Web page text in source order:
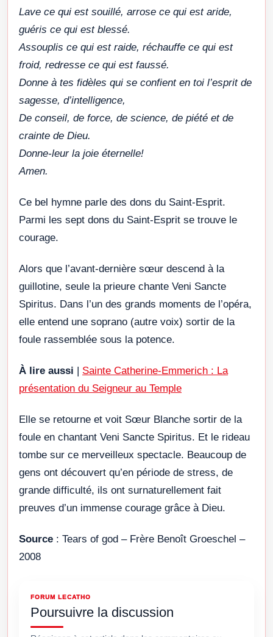
Lave ce qui est souillé, arrose ce qui est aride,
guéris ce qui est blessé.
Assouplis ce qui est raide, réchauffe ce qui est
froid, redresse ce qui est faussé.
Donne à tes fidèles qui se confient en toi l’esprit de
sagesse, d’intelligence,
De conseil, de force, de science, de piété et de
crainte de Dieu.
Donne-leur la joie éternelle!
Amen.
Ce bel hymne parle des dons du Saint-Esprit.
Parmi les sept dons du Saint-Esprit se trouve le
courage.
Alors que l’avant-dernière sœur descend à la
guillotine, seule la prieure chante Veni Sancte
Spiritus. Dans l’un des grands moments de l’opéra,
elle entend une soprano (autre voix) sortir de la
foule rassemblée sous la potence.
À lire aussi | Sainte Catherine-Emmerich : La
présentation du Seigneur au Temple
Elle se retourne et voit Sœur Blanche sortir de la
foule en chantant Veni Sancte Spiritus. Et le rideau
tombe sur ce merveilleux spectacle. Beaucoup de
gens ont découvert qu’en période de stress, de
grande difficulté, ils ont surnaturellement fait
preuves d’un immense courage grâce à Dieu.
Source : Tears of god – Frère Benoît Groeschel –
2008
FORUM LECATHO
Poursuivre la discussion